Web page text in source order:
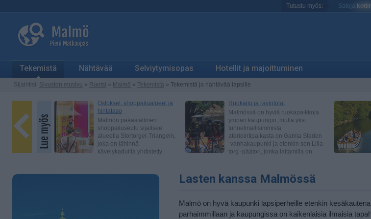
Tutustu myös: Satoja
Tekemistä Nähtävää Selviytymisopas Hotellit ja majoittuminen
Sijaintisi: Sivuston etusivu » Ruotsi » Malmö » Tekemistä » Tekemistä ja nähtävää lapsille
Lasten kanssa Malmössä
Malmö on hyvä kaupunki lapsiperheille etenkin
parhaimmillaan ja kaupungissa on kaikenlaisia ilmaisia